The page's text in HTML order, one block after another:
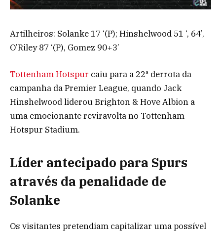
Artilheiros: Solanke 17 ‘(P); Hinshelwood 51 ‘, 64’,
O’Riley 87 ‘(P), Gomez 90+3’
Tottenham Hotspur caiu para a 22ª derrota da
campanha da Premier League, quando Jack
Hinshelwood liderou Brighton & Hove Albion a
uma emocionante reviravolta no Tottenham
Hotspur Stadium.
Líder antecipado para Spurs
através da penalidade de
Solanke
Os visitantes pretendiam capitalizar uma possível